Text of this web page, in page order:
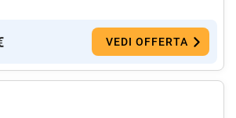
VEDI OFFERTA